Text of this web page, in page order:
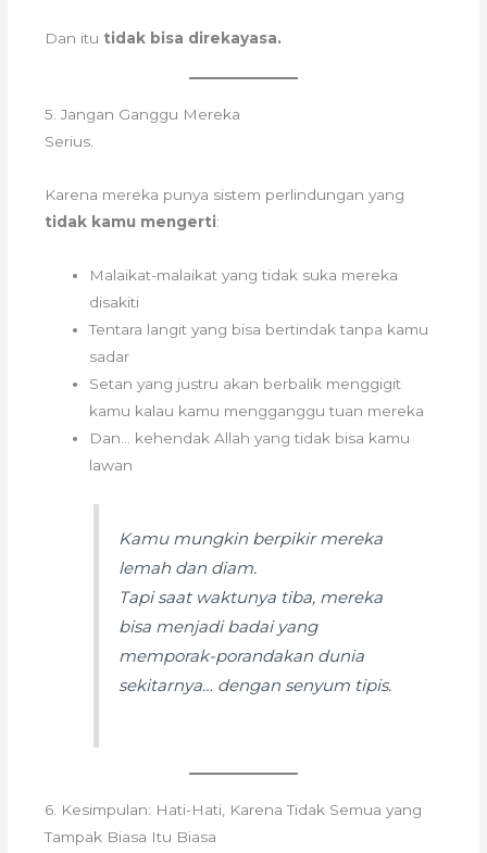
Dan itu tidak bisa direkayasa.
5. Jangan Ganggu Mereka
Serius.
Karena mereka punya sistem perlindungan yang
tidak kamu mengerti:
Malaikat-malaikat yang tidak suka mereka
disakiti
Tentara langit yang bisa bertindak tanpa kamu
sadar
Setan yang justru akan berbalik menggigit
kamu kalau kamu mengganggu tuan mereka
Dan… kehendak Allah yang tidak bisa kamu
lawan
Kamu mungkin berpikir mereka
lemah dan diam.
Tapi saat waktunya tiba, mereka
bisa menjadi badai yang
memporak-porandakan dunia
sekitarnya… dengan senyum tipis.
6. Kesimpulan: Hati-Hati, Karena Tidak Semua yang
Tampak Biasa Itu Biasa